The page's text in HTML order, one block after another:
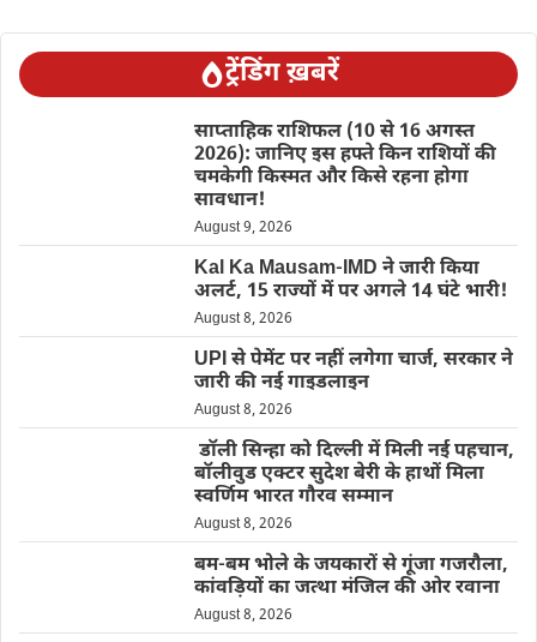
ट्रेंडिंग ख़बरें
साप्ताहिक राशिफल (10 से 16 अगस्त
2026): जानिए इस हफ्ते किन राशियों की
चमकेगी किस्मत और किसे रहना होगा
सावधान!
August 9, 2026
Kal Ka Mausam-IMD ने जारी किया
अलर्ट, 15 राज्यों में पर अगले 14 घंटे भारी!
August 8, 2026
UPI से पेमेंट पर नहीं लगेगा चार्ज, सरकार ने
जारी की नई गाइडलाइन
August 8, 2026
डॉली सिन्हा को दिल्ली में मिली नई पहचान,
बॉलीवुड एक्टर सुदेश बेरी के हाथों मिला
स्वर्णिम भारत गौरव सम्मान
August 8, 2026
बम-बम भोले के जयकारों से गूंजा गजरौला,
कांवड़ियों का जत्था मंजिल की ओर रवाना
August 8, 2026